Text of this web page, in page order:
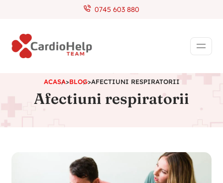
0745 603 880
ACASA>BLOG>AFECTIUNI RESPIRATORII
Afectiuni respiratorii